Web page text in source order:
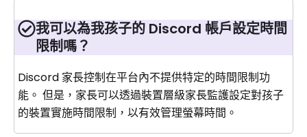
我可以為我孩子的 Discord 帳戶設定時間
限制嗎？
Discord 家長控制在平台內不提供特定的時間限制功
能。 但是，家長可以透過裝置層級家長監護設定對孩子
的裝置實施時間限制，以有效管理螢幕時間。